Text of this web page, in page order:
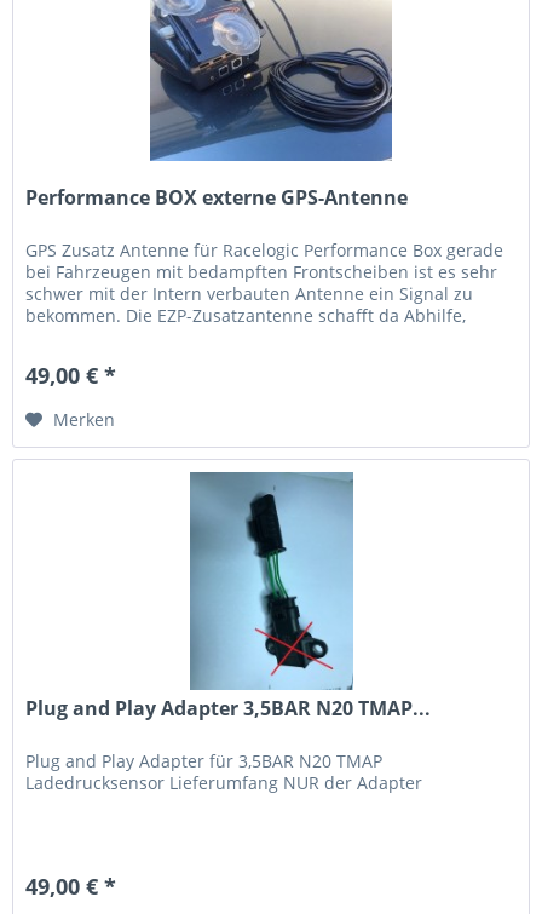
Performance BOX externe GPS-Antenne
GPS Zusatz Antenne für Racelogic Performance Box gerade
bei Fahrzeugen mit bedampften Frontscheiben ist es sehr
schwer mit der Intern verbauten Antenne ein Signal zu
bekommen. Die EZP-Zusatzantenne schafft da Abhilfe,
49,00 € *
Merken
Plug and Play Adapter 3,5BAR N20 TMAP...
Plug and Play Adapter für 3,5BAR N20 TMAP
Ladedrucksensor Lieferumfang NUR der Adapter
49,00 € *